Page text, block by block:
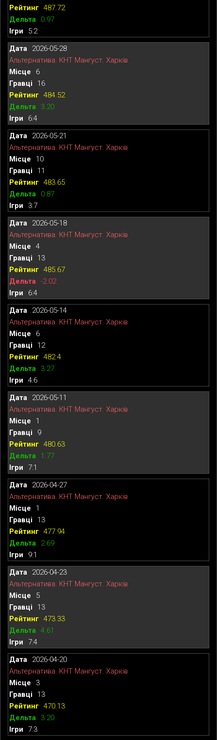
487.72
0.97
5:2
2026-05-28
Альтернатива. КНТ Мангуст. Харків
6
16
484.52
3.20
6:4
2026-05-21
Альтернатива. КНТ Мангуст. Харків
10
11
483.65
0.87
3:7
2026-05-18
Альтернатива. КНТ Мангуст. Харків
4
13
485.67
-2.02
6:4
2026-05-14
Альтернатива. КНТ Мангуст. Харків
6
12
482.4
3.27
4:6
2026-05-11
Альтернатива. КНТ Мангуст. Харків
1
9
480.63
1.77
7:1
2026-04-27
Альтернатива. КНТ Мангуст. Харків
1
13
477.94
2.69
9:1
2026-04-23
Альтернатива. КНТ Мангуст. Харків
5
13
473.33
4.61
7:4
2026-04-20
Альтернатива. КНТ Мангуст. Харків
3
13
470.13
3.20
7:3